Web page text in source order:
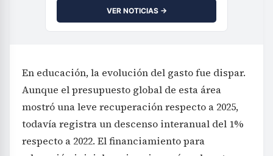
VER NOTICIAS →
En educación, la evolución del gasto fue dispar.
Aunque el presupuesto global de esta área
mostró una leve recuperación respecto a 2025,
todavía registra un descenso interanual del 1%
respecto a 2022. El financiamiento para